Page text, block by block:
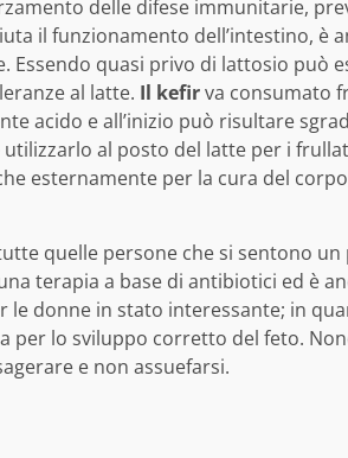
delle difese immunitarie,
il funzionamento dell’intestino, è
Essendo quasi privo di lattosio può
al latte. Il kefirva consumato
acido e all’inizio può risultare
al posto del latte per i
esternamente per la cura del
quelle persone che si sentono un
terapia a base di antibiotici ed è
donne in stato interessante; in
per lo sviluppo corretto del feto.
e non assuefarsi.